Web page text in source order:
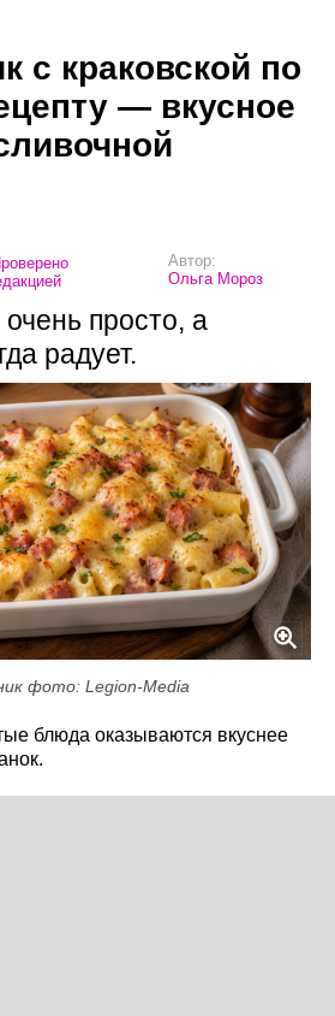
с краковской по
— вкусное
Автор:
Ольга Мороз
очень просто, а
радует.
фото: Legion-Media
блюда оказываются вкуснее